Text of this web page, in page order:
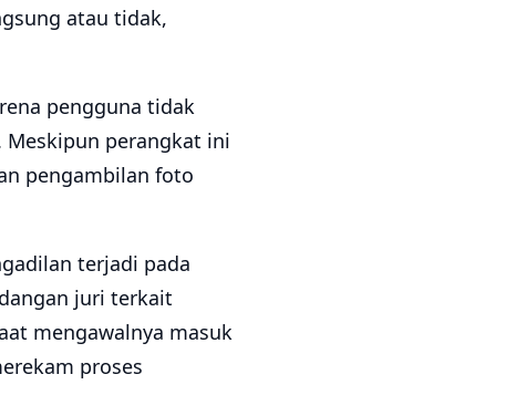
atau tidak,
pengguna tidak
perangkat ini
pengambilan foto
terjadi pada
juri terkait
mengawalnya masuk
proses